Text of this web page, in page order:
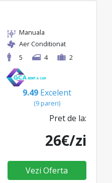
Manuala
Aer Conditionat
5
4 2
9.49 Excelent
(9 pareri)
Pret de la:
26€/zi
Vezi Oferta